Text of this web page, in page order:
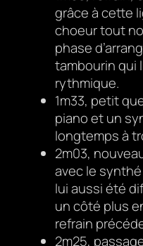
grâce à cette
choeur tout
phase
tambourin qui
rythmique.
1m33, petit
piano et un
longtemps à
2m03,
avec le
lui aussi été
un côté plus
refrain
2m25,